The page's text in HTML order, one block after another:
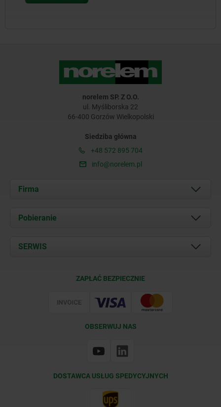
norelem SP. Z O.O.
ul. Myśliborska 22
66-400 Gorzów Wielkopolski
Siedziba główna
+48 572 895 704
info@norelem.pl
Firma
O nas
Kontakt
Pobieranie
Documents
SERWIS
ZAPŁAĆ BEZPIECZNIE
OBSERWUJ NAS
DOSTAWCA USŁUG SPEDYCYJNYCH